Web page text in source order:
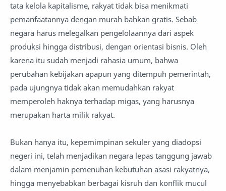
tata kelola kapitalisme, rakyat tidak bisa menikmati
pemanfaatannya dengan murah bahkan gratis. Sebab
negara harus melegalkan pengelolaannya dari aspek
produksi hingga distribusi, dengan orientasi bisnis. Oleh
karena itu sudah menjadi rahasia umum, bahwa
perubahan kebijakan apapun yang ditempuh pemerintah,
pada ujungnya tidak akan memudahkan rakyat
memperoleh haknya terhadap migas, yang harusnya
merupakan harta milik rakyat.
Bukan hanya itu, kepemimpinan sekuler yang diadopsi
negeri ini, telah menjadikan negara lepas tanggung jawab
dalam menjamin pemenuhan kebutuhan asasi rakyatnya,
hingga menyebabkan berbagai kisruh dan konflik mucul